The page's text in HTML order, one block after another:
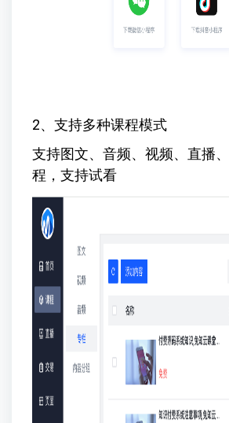
2、支持多种课程模式
支持图文、音频、视频、直播
程，支持试看